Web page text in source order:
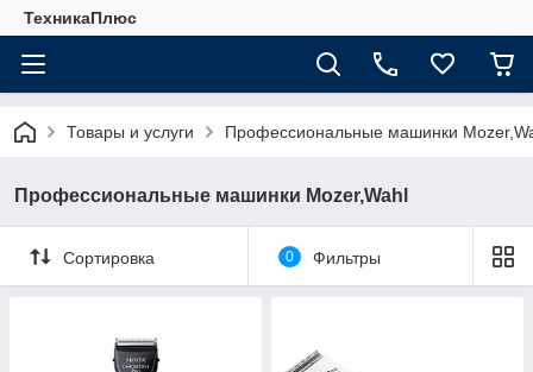
ТехникаПлюс
Товары и услуги Профессиональные машинки
Профессиональные машинки Mozer,Wahl
Сортировка 0 Фильтры